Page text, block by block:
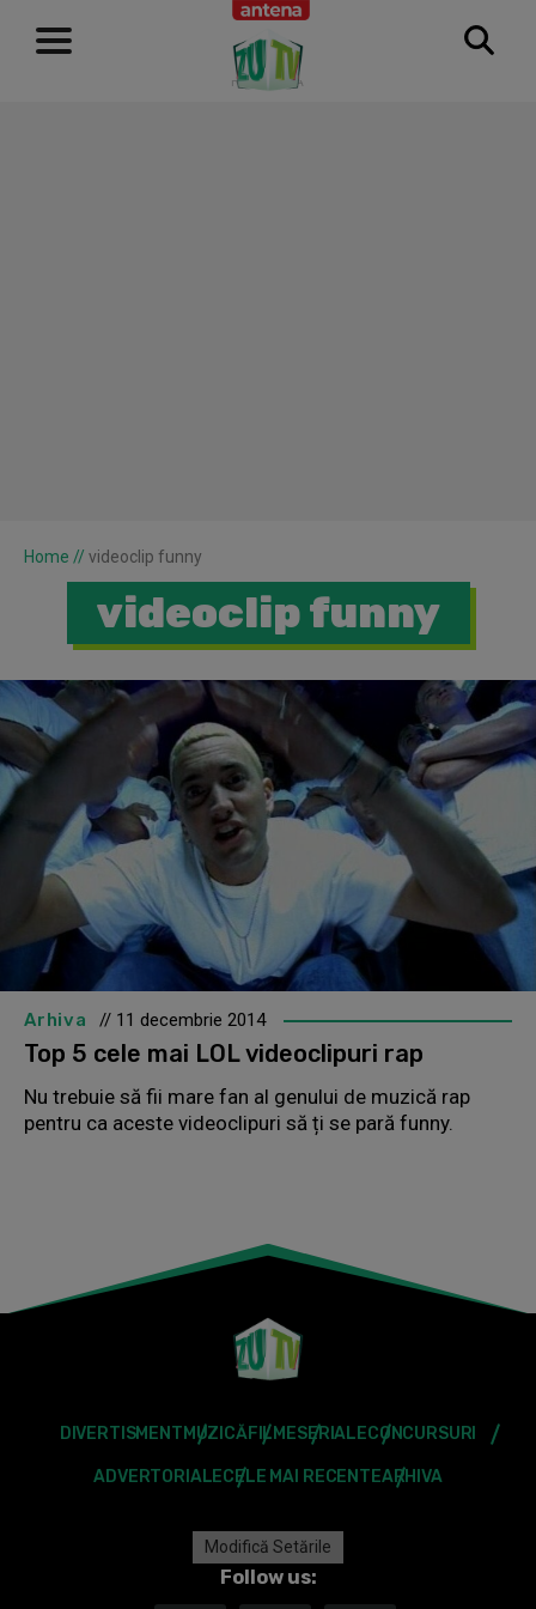
RECLAMĂ
Home // videoclip funny
videoclip funny
Arhiva // 11 decembrie 2014
Top 5 cele mai LOL videoclipuri rap
Nu trebuie să fii mare fan al genului de muzică rap
pentru ca aceste videoclipuri să ți se pară funny.
DIVERTISMENT MUZICĂFILMESERIALECONCURSURI
ADVERTORIALECELE MAI RECENTEARHIVA
Modifică Setările
Follow us: